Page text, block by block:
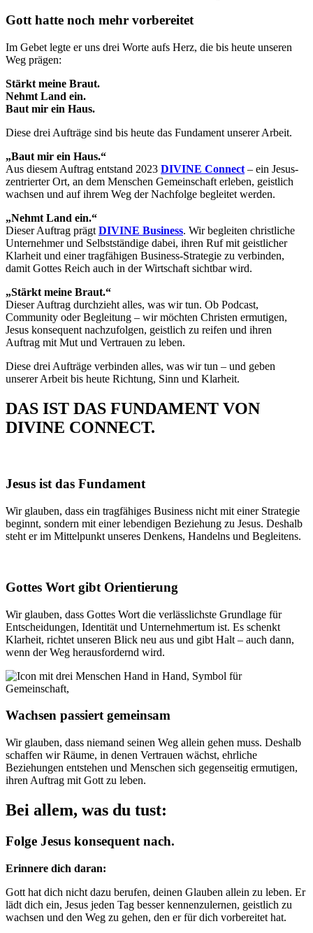
Gott hatte noch mehr vorbereitet
Im Gebet legte er uns drei Worte aufs Herz, die bis heute unseren
Weg prägen:
Stärkt meine Braut.
Nehmt Land ein.
Baut mir ein Haus.
Diese drei Aufträge sind bis heute das Fundament unserer Arbeit.
„Baut mir ein Haus.“
Aus diesem Auftrag entstand 2023 DIVINE Connect – ein Jesus-
zentrierter Ort, an dem Menschen Gemeinschaft erleben, geistlich
wachsen und auf ihrem Weg der Nachfolge begleitet werden.
„Nehmt Land ein.“
Dieser Auftrag prägt DIVINE Business. Wir begleiten christliche
Unternehmer und Selbstständige dabei, ihren Ruf mit geistlicher
Klarheit und einer tragfähigen Business-Strategie zu verbinden,
damit Gottes Reich auch in der Wirtschaft sichtbar wird.
„Stärkt meine Braut.“
Dieser Auftrag durchzieht alles, was wir tun. Ob Podcast,
Community oder Begleitung – wir möchten Christen ermutigen,
Jesus konsequent nachzufolgen, geistlich zu reifen und ihren
Auftrag mit Mut und Vertrauen zu leben.
Diese drei Aufträge verbinden alles, was wir tun – und geben
unserer Arbeit bis heute Richtung, Sinn und Klarheit.
DAS IST DAS FUNDAMENT VON
DIVINE CONNECT.
Jesus ist das Fundament
Wir glauben, dass ein tragfähiges Business nicht mit einer Strategie
beginnt, sondern mit einer lebendigen Beziehung zu Jesus. Deshalb
steht er im Mittelpunkt unseres Denkens, Handelns und Begleitens.
Gottes Wort gibt Orientierung
Wir glauben, dass Gottes Wort die verlässlichste Grundlage für
Entscheidungen, Identität und Unternehmertum ist. Es schenkt
Klarheit, richtet unseren Blick neu aus und gibt Halt – auch dann,
wenn der Weg herausfordernd wird.
Wachsen passiert gemeinsam
Wir glauben, dass niemand seinen Weg allein gehen muss. Deshalb
schaffen wir Räume, in denen Vertrauen wächst, ehrliche
Beziehungen entstehen und Menschen sich gegenseitig ermutigen,
ihren Auftrag mit Gott zu leben.
Bei allem, was du tust:
Folge Jesus konsequent nach.
Erinnere dich daran:
Gott hat dich nicht dazu berufen, deinen Glauben allein zu leben. Er
lädt dich ein, Jesus jeden Tag besser kennenzulernen, geistlich zu
wachsen und den Weg zu gehen, den er für dich vorbereitet hat.